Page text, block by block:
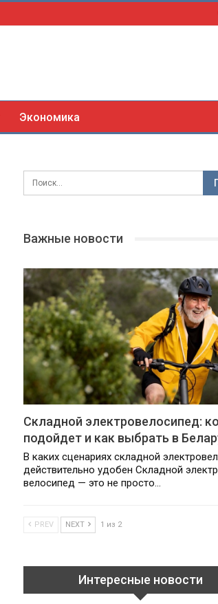
Экономика
Важные новости
Складной электровелосипед:
подойдет и как выбрать в
В каких сценариях складной
действительно удобен Складной
велосипед — это не просто…
PREV NEXT 1 из 2
Интересные новости